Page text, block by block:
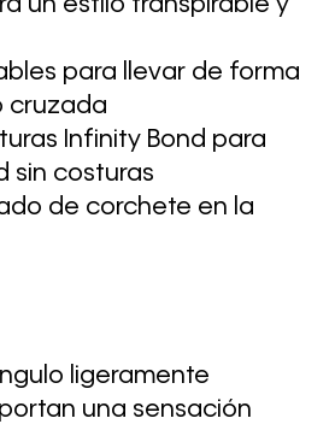
un estilo transpirable y
para llevar de forma
cruzada
Infinity Bond para
sin costuras
de corchete en la
ligeramente
una sensación